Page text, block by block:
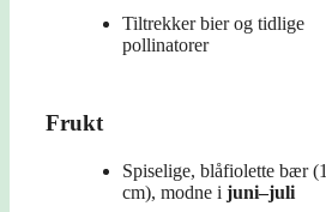
Tiltrekker bier og tidlige
pollinatorer
Frukt
Spiselige, blåfiolette bær (1
cm), modne i juni–juli